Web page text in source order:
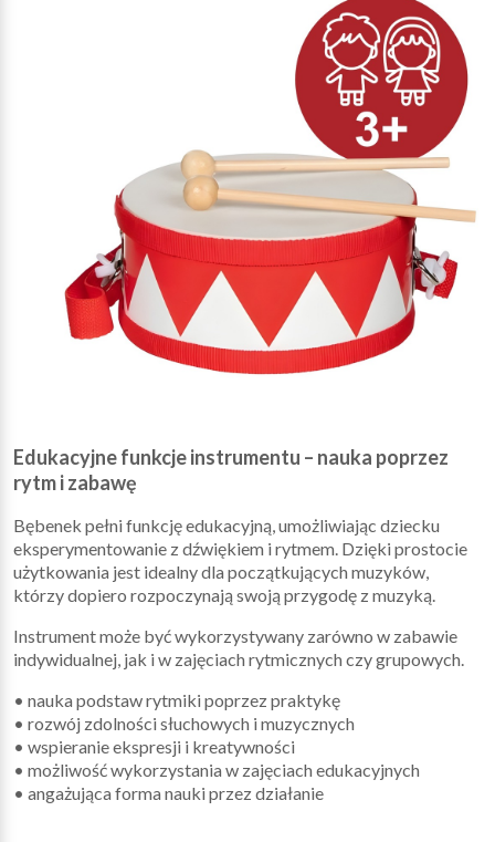
Edukacyjne funkcje instrumentu – nauka poprzez
rytm i zabawę
Bębenek pełni funkcję edukacyjną, umożliwiając dziecku
eksperymentowanie z dźwiękiem i rytmem. Dzięki prostocie
użytkowania jest idealny dla początkujących muzyków,
którzy dopiero rozpoczynają swoją przygodę z muzyką.
Instrument może być wykorzystywany zarówno w zabawie
indywidualnej, jak i w zajęciach rytmicznych czy grupowych.
• nauka podstaw rytmiki poprzez praktykę
• rozwój zdolności słuchowych i muzycznych
• wspieranie ekspresji i kreatywności
• możliwość wykorzystania w zajęciach edukacyjnych
• angażująca forma nauki przez działanie